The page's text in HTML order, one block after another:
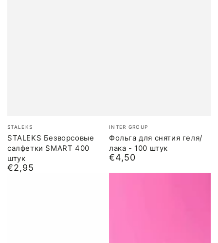
Бренд:
STALEKS
STALEKS Безворсовые
салфетки SMART 400
штук
Обычная
€2,95
Бренд:
INTER GROUP
Фольга для снятия геля/
лака - 100 штук
Обычная
€4,50